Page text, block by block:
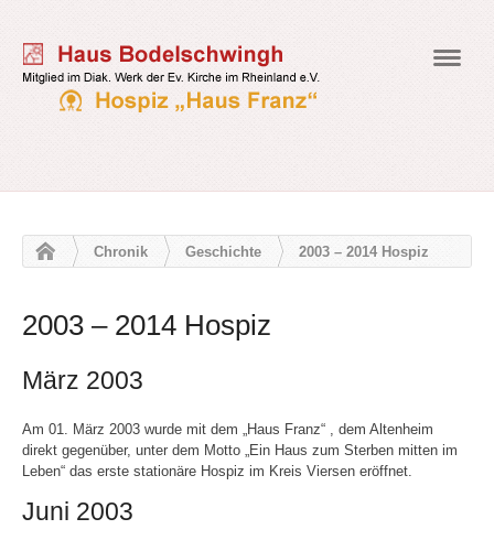
Chronik Geschichte 2003 – 2014 Hospiz
2003 – 2014 Hospiz
März 2003
Am 01. März 2003 wurde mit dem „Haus Franz“ , dem Altenheim
direkt gegenüber, unter dem Motto „Ein Haus zum Sterben mitten im
Leben“ das erste stationäre Hospiz im Kreis Viersen eröffnet.
Juni 2003